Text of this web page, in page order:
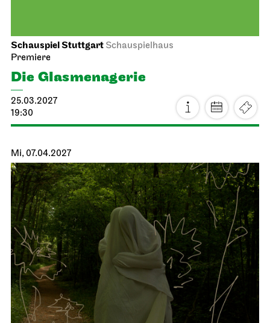
Schauspiel Stuttgart Schauspielhaus
Premiere
Die Glas­menagerie
25.03.2027
19:30
Mi, 07.04.2027